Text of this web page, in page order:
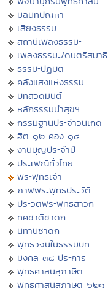
มิลินทปัญหา
เสียงธรรม
สถานีเพลงธรรมะ
เพลงธรรมะ/ดนตรีสมาธิ
ธรรมะปฏิบัติ
คลังแสงแห่งธรรม
บทสวดมนต์
หลักธรรมนำสุขฯ
กรรมฐานประจำวันเกิด
ฮีต ๑๒ คอง ๑๔
งานบุญประจำปี
ประเพณีทั่วไทย
พระพุทธเจ้า
ภาพพระพุทธประวัติ
ประวัติพระพุทธสาวก
ทศชาติชาดก
นิทานชาดก
พุทธวจนในธรรมบท
มงคล ๓๘ ประการ
พุทธศาสนสุภาษิต
พุทธศาสนสุภาษิต ๖๒๑